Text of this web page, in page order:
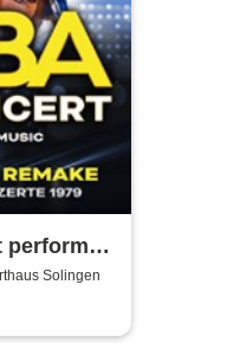
performed
Solingen